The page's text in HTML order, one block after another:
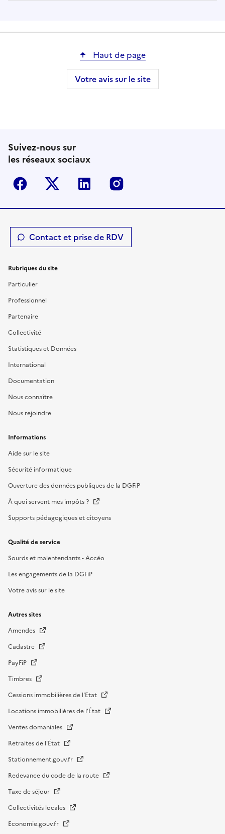
Haut de page
Votre avis sur le site
Suivez-nous sur
les réseaux sociaux
Facebook Twitter-X Linkedin
Contact et prise de RDV
Rubriques du site
Particulier
Professionnel
Partenaire
Collectivité
Statistiques et Données
International
Documentation
Nous connaître
Nous rejoindre
Informations
Aide sur le site
Sécurité informatique
Ouverture des données publiques de la DGFiP
À quoi servent mes impôts ?
Supports pédagogiques et citoyens
Qualité de service
Sourds et malentendants - Accéo
Les engagements de la DGFiP
Votre avis sur le site
Autres sites
Amendes
Cadastre
PayFiP
Timbres
Cessions immobilières de l'Etat
Locations immobilières de l’État
Ventes domaniales
Retraites de l'État
Stationnement.gouv.fr
Redevance du code de la route
Taxe de séjour
Collectivités locales
Economie.gouv.fr